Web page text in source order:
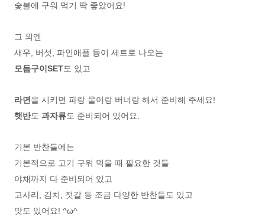
숯불에 구워 먹기 딱 좋았어요!
그 외엔
새우, 버섯, 파인애플 등이 세트로 나오는
모듬구이SET도 있고
라면 을 시키면 파랑 물이랑 버너랑 해서 준비해 주세요!
햇반도 과자류도 준비되어 있어요.
기본 반찬들에는
기본적으로 고기 구워 먹을 때 필요한 것들
야채까지 다 준비되어 있고
고사리, 김치, 젓갈 등 조금 다양한 반찬들도 있고
맛도 있어요! ^ω^